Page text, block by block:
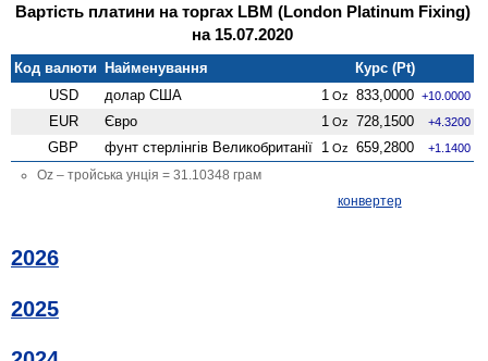
Вартість платини на торгах LBM (London Platinum Fixing)
на 15.07.2020
Код валюти Найменування
Курс (Pt)
USD
долар США 1 Oz 833,0000 +10.0000
EUR Євро 1 Oz 728,1500 +4.3200
GBP фунт стерлінгів Велико­британії 1 Oz 659,2800 +1.1400
Oz – тройська унція = 31.10348 грам
конвертер
2026
2025